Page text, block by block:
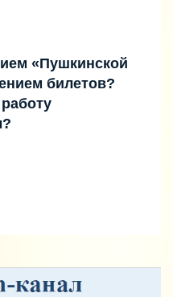
«Пушкинской
билетов?